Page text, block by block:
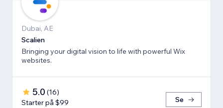
Dubai, AE
Scalien
Bringing your digital vision to life with powerful Wix
websites.
5.0 (16)
Starter på $99
Se